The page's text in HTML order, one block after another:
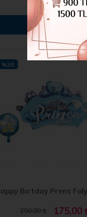
250,00 175,00
%30